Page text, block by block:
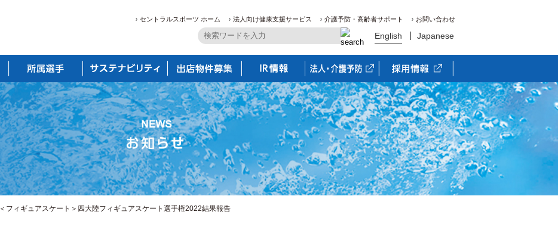
English Japanese
セントラルスポーツ ホーム 法人向け健康支援サービス 介護予防・高齢者サポート お問い合わせ
＜フィギュアスケート＞四大陸フィギュアスケート選手権2022結果報告